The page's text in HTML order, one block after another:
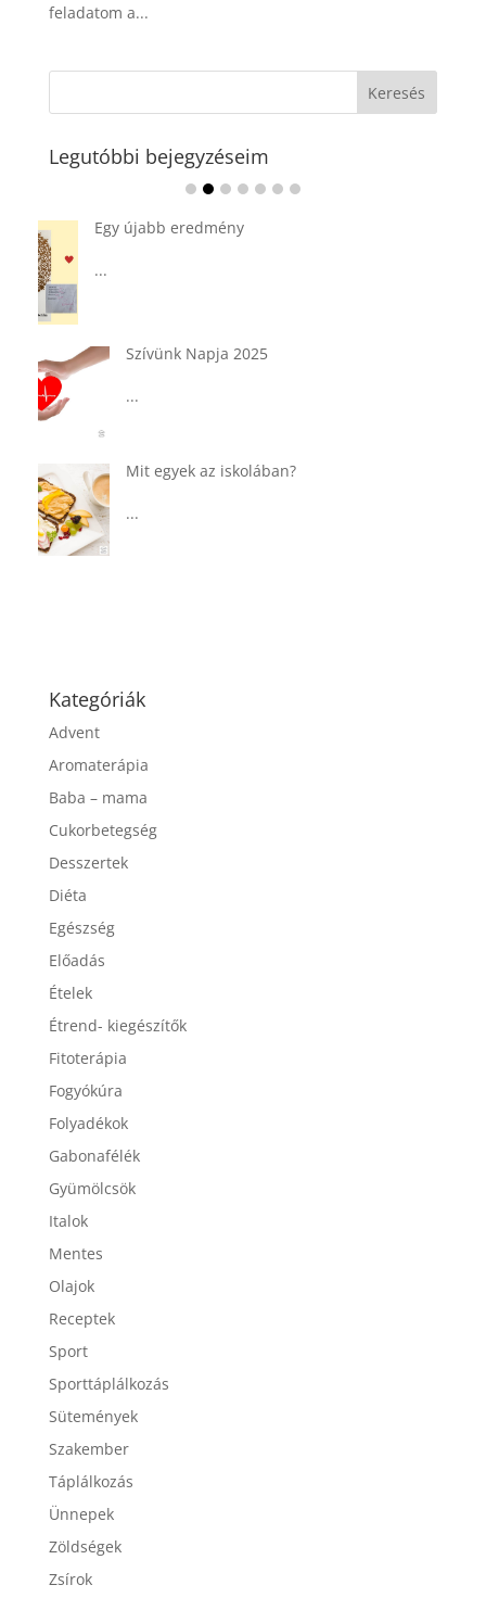
feladatom a...
Legutóbbi bejegyzéseim
Ádvent 1. vasárnapja🌟
Tárkonyos csirkeragu leves
Kategóriák
Advent
Aromaterápia
Baba – mama
Cukorbetegség
Desszertek
Diéta
Egészség
Előadás
Ételek
Étrend- kiegészítők
Fitoterápia
Fogyókúra
Folyadékok
Gabonafélék
Gyümölcsök
Italok
Mentes
Olajok
Receptek
Sport
Sporttáplálkozás
Sütemények
Szakember
Táplálkozás
Ünnepek
Zöldségek
Zsírok